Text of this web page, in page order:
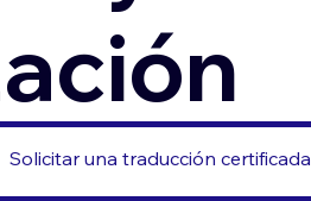
Solicitar una traducción certificada